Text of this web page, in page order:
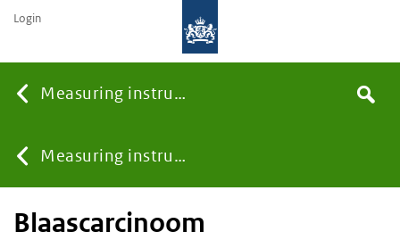
Measuring instruments
You
are
Measuring instruments
Search
Login
Blaascarcinoom